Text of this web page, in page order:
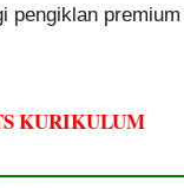
pengiklan premium
KURIKULUM